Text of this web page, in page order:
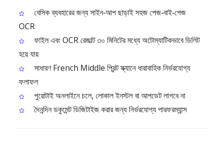
বেসিক ব্যবহারের জন্য সাইন‑আপ ছাড়াই সহজ পেজ‑বাই‑পেজ
OCR
ফাইল এবং OCR রেজাল্ট ৩০ মিনিটের মধ্যে অটোম্যাটিকভাবে ডিলিট
হয়ে যায়
সাধারণ French Middle প্রিন্ট স্ক্যানে ধারাবাহিক নির্ভরযোগ্য
ফলাফল
পুরোটাই অনলাইনে চলে, লোকাল ইনস্টল বা আপডেট লাগবে না
দৈনন্দিন ডকুমেন্ট ডিজিটাইজ করার জন্য নির্ভরযোগ্য পারফরম্যান্স